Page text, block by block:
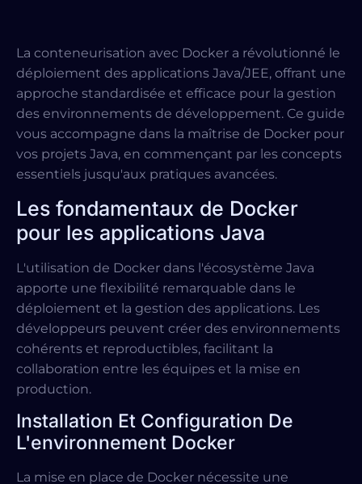
La conteneurisation avec Docker a révolutionné le
déploiement des applications Java/JEE, offrant une
approche standardisée et efficace pour la gestion
des environnements de développement. Ce guide
vous accompagne dans la maîtrise de Docker pour
vos projets Java, en commençant par les concepts
essentiels jusqu'aux pratiques avancées.
Les fondamentaux de Docker
pour les applications Java
L'utilisation de Docker dans l'écosystème Java
apporte une flexibilité remarquable dans le
déploiement et la gestion des applications. Les
développeurs peuvent créer des environnements
cohérents et reproductibles, facilitant la
collaboration entre les équipes et la mise en
production.
Installation Et Configuration De
L'environnement Docker
La mise en place de Docker nécessite une